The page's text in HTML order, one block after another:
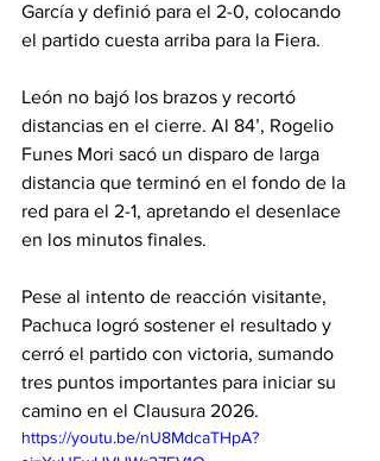
García y definió para el 2-0, colocando
el partido cuesta arriba para la Fiera.
León no bajó los brazos y recortó
distancias en el cierre. Al 84’, Rogelio
Funes Mori sacó un disparo de larga
distancia que terminó en el fondo de la
red para el 2-1, apretando el desenlace
en los minutos finales.
Pese al intento de reacción visitante,
Pachuca logró sostener el resultado y
cerró el partido con victoria, sumando
tres puntos importantes para iniciar su
camino en el Clausura 2026.
https://youtu.be/nU8MdcaTHpA?